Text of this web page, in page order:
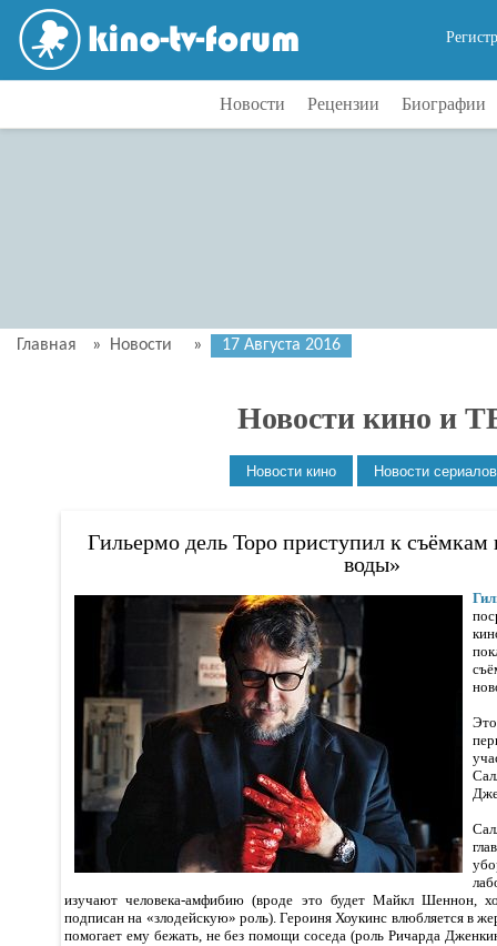
Новости Рецензии Биографии
Главная » Новости » 17 Августа 2016
Новости кино и
Гильермо дель Торо приступил к
воды»
изучают человека-амфибию (вроде это будет Майкл Шеннон,
подписан на «злодейскую» роль). Героиня Хоукинс влюбляется в
помогает ему бежать, не без помощи соседа (роль Ричарда